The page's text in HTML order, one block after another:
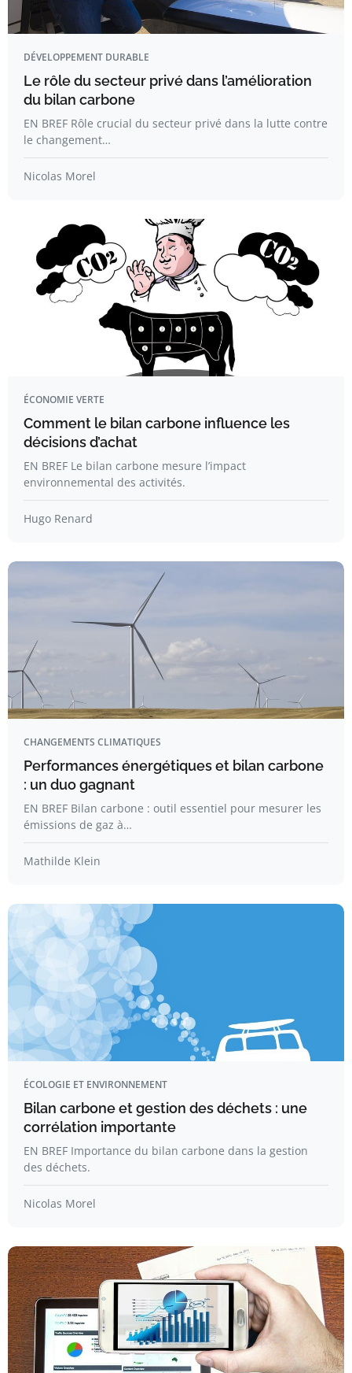
DÉVELOPPEMENT DURABLE
Le rôle du secteur privé dans l’amélioration
du bilan carbone
EN BREF Rôle crucial du secteur privé dans la lutte contre
le changement…
Nicolas Morel
ÉCONOMIE VERTE
Comment le bilan carbone influence les
décisions d’achat
EN BREF Le bilan carbone mesure l’impact
environnemental des activités.
Hugo Renard
CHANGEMENTS CLIMATIQUES
Performances énergétiques et bilan carbone
: un duo gagnant
EN BREF Bilan carbone : outil essentiel pour mesurer les
émissions de gaz à…
Mathilde Klein
ÉCOLOGIE ET ENVIRONNEMENT
Bilan carbone et gestion des déchets : une
corrélation importante
EN BREF Importance du bilan carbone dans la gestion
des déchets.
Nicolas Morel